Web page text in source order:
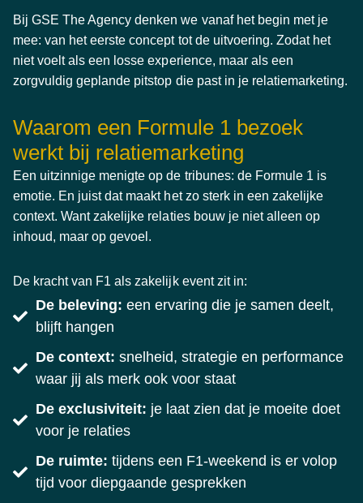
Bij GSE The Agency denken we vanaf het begin met je
mee: van het eerste concept tot de uitvoering. Zodat het
niet voelt als een losse experience, maar als een
zorgvuldig geplande pitstop die past in je relatiemarketing.
Waarom een Formule 1 bezoek
werkt bij relatiemarketing
Een uitzinnige menigte op de tribunes: de Formule 1 is
emotie. En juist dat maakt het zo sterk in een zakelijke
context. Want zakelijke relaties bouw je niet alleen op
inhoud, maar op gevoel.
De kracht van F1 als zakelijk event zit in:
De beleving: een ervaring die je samen deelt,
blijft hangen
De context: snelheid, strategie en performance
waar jij als merk ook voor staat
De exclusiviteit: je laat zien dat je moeite doet
voor je relaties
De ruimte: tijdens een F1-weekend is er volop
tijd voor diepgaande gesprekken